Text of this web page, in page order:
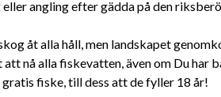
angling efter gädda på den
åt alla håll, men landskapet
nå alla fiskevatten, även om Du har
fiske, till dess att de fyller 18 år!